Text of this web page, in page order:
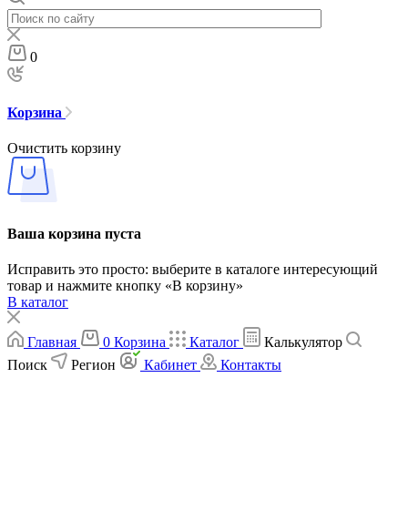
0
Корзина
Очистить корзину
Ваша корзина пуста
Исправить это просто: выберите в каталоге интересующий
товар и нажмите кнопку «В корзину»
В каталог
Главная 0 Корзина Каталог
Калькулятор
Поиск
Регион Кабинет Контакты